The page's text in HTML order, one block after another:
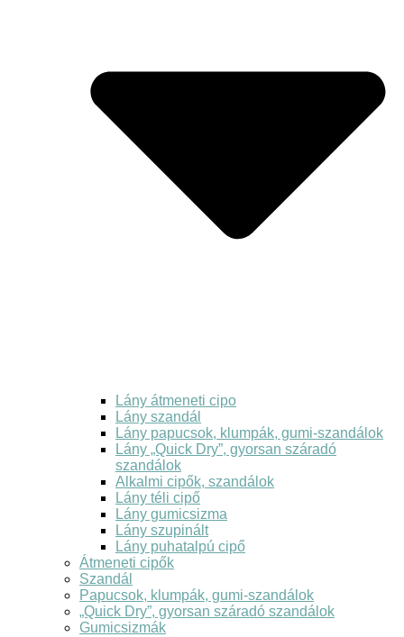
Lány átmeneti cipo
Lány szandál
Lány papucsok, klumpák, gumi-szandálok
Lány „Quick Dry”, gyorsan száradó
szandálok
Alkalmi cipők, szandálok
Lány téli cipő
Lány gumicsizma
Lány szupinált
Lány puhatalpú cipő
Átmeneti cipők
Szandál
Papucsok, klumpák, gumi-szandálok
„Quick Dry”, gyorsan száradó szandálok
Gumicsizmák